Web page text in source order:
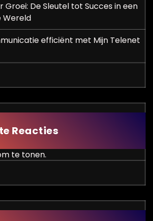
Groei: De Sleutel tot Succes in een
Wereld
efficiënt met Mijn Telenet
Reacties
te tonen.